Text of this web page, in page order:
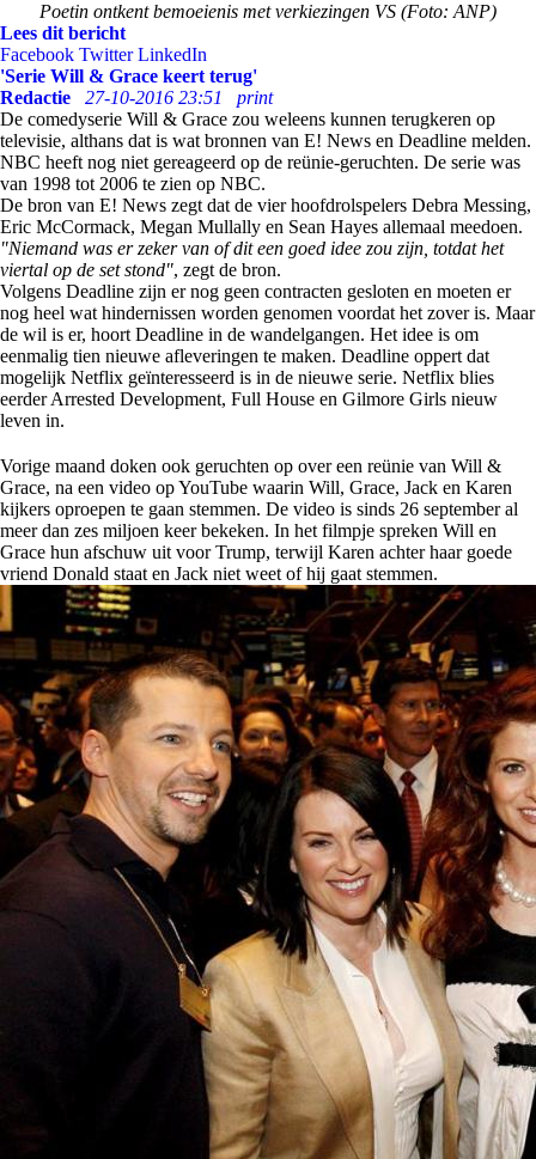
Poetin ontkent bemoeienis met verkiezingen VS (Foto: ANP)
Lees dit bericht
Facebook Twitter LinkedIn
'Serie Will & Grace keert terug'
Redactie
27-10-2016 23:51
print
De comedyserie Will & Grace zou weleens kunnen terugkeren op
televisie, althans dat is wat bronnen van E! News en Deadline melden.
NBC heeft nog niet gereageerd op de reünie-geruchten. De serie was
van 1998 tot 2006 te zien op NBC.
De bron van E! News zegt dat de vier hoofdrolspelers Debra Messing,
Eric McCormack, Megan Mullally en Sean Hayes allemaal meedoen.
"Niemand was er zeker van of dit een goed idee zou zijn, totdat het
viertal op de set stond", zegt de bron.
Volgens Deadline zijn er nog geen contracten gesloten en moeten er
nog heel wat hindernissen worden genomen voordat het zover is. Maar
de wil is er, hoort Deadline in de wandelgangen. Het idee is om
eenmalig tien nieuwe afleveringen te maken. Deadline oppert dat
mogelijk Netflix geïnteresseerd is in de nieuwe serie. Netflix blies
eerder Arrested Development, Full House en Gilmore Girls nieuw
leven in.
Vorige maand doken ook geruchten op over een reünie van Will &
Grace, na een video op YouTube waarin Will, Grace, Jack en Karen
kijkers oproepen te gaan stemmen. De video is sinds 26 september al
meer dan zes miljoen keer bekeken. In het filmpje spreken Will en
Grace hun afschuw uit voor Trump, terwijl Karen achter haar goede
vriend Donald staat en Jack niet weet of hij gaat stemmen.